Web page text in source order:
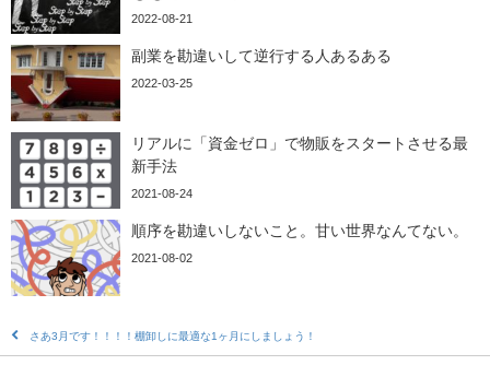
2022-08-21
副業を勘違いして逆行する人あるある
2022-03-25
リアルに「資金ゼロ」で物販をスタートさせる最
新手法
2021-08-24
順序を勘違いしないこと。甘い世界なんてない。
2021-08-02
さあ3月です！！！！棚卸しに最適な1ヶ月にしましょう！